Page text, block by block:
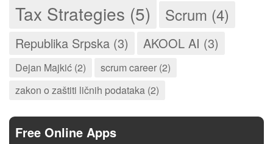
Tax Strategies (5) Scrum (4)
Republika Srpska (3) AKOOL AI (3)
Dejan Majkić (2)
scrum career (2)
zakon o zaštiti ličnih podataka (2)
Free Online Apps